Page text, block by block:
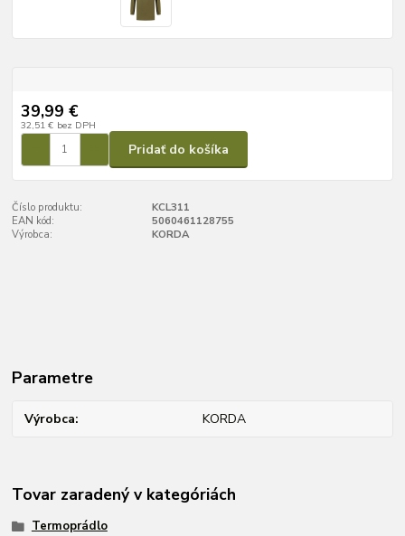
39,99 €
32,51 € bez DPH
Pridať do košíka
Číslo produktu:
KCL311
EAN kód:
5060461128755
Výrobca:
KORDA
Parametre
Výrobca KORDA
Tovar zaradený v kategóriách
Termoprádlo